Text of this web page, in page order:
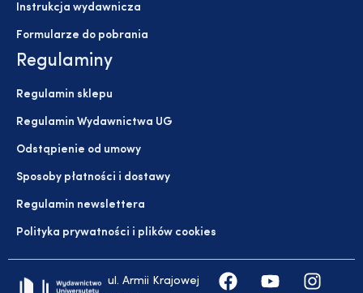
Instrukcja wydawnicza
Formularze do pobrania
Regulaminy
Regulamin sklepu
Regulamin Wydawnictwa UG
Odstąpienie od umowy
Sposoby płatności i dostawy
Regulamin newslettera
Polityka prywatności i plików cookies
ul. Armii Krajowej